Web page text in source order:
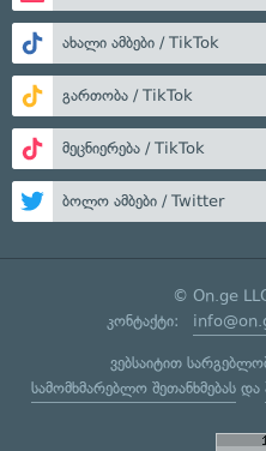
ახალი ამბები / TikTok
გართობა / TikTok
მეცნიერება / TikTok
ბოლო ამბები / Twitter
© On.ge
კონტაქტი:
ვებსაიტით
სამომხმარებლო შეთანხმებასდა